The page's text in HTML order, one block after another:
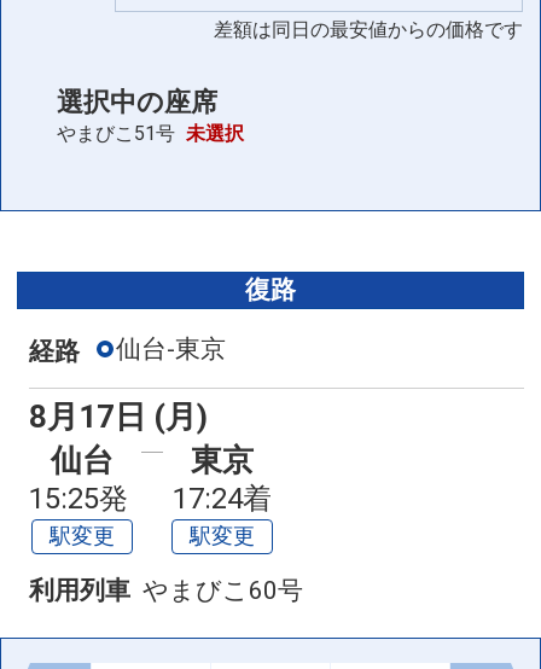
差額は同日の最安値からの価格です
選択中の座席
やまびこ51号 未選択
復路
経路 仙台-東京
8月17日 (月)
仙台
15:25発
駅変更
東京
17:24着
駅変更
利用列車 やまびこ60号